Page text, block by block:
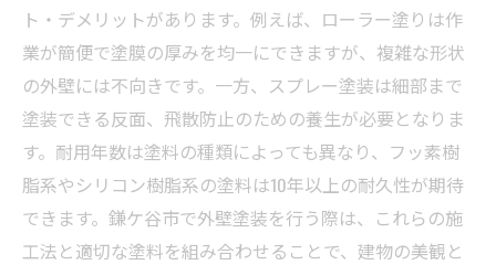
ト・デメリットがあります。例えば、ローラー塗りは作
業が簡便で塗膜の厚みを均一にできますが、複雑な形状
の外壁には不向きです。一方、スプレー塗装は細部まで
塗装できる反面、飛散防止のための養生が必要となりま
す。耐用年数は塗料の種類によっても異なり、フッ素樹
脂系やシリコン樹脂系の塗料は10年以上の耐久性が期待
できます。鎌ケ谷市で外壁塗装を行う際は、これらの施
工法と適切な塗料を組み合わせることで、建物の美観と